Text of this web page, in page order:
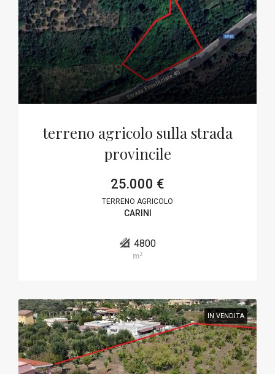
terreno agricolo sulla strada
provincile
25.000 €
TERRENO AGRICOLO
CARINI
4800
m2
IN VENDITA